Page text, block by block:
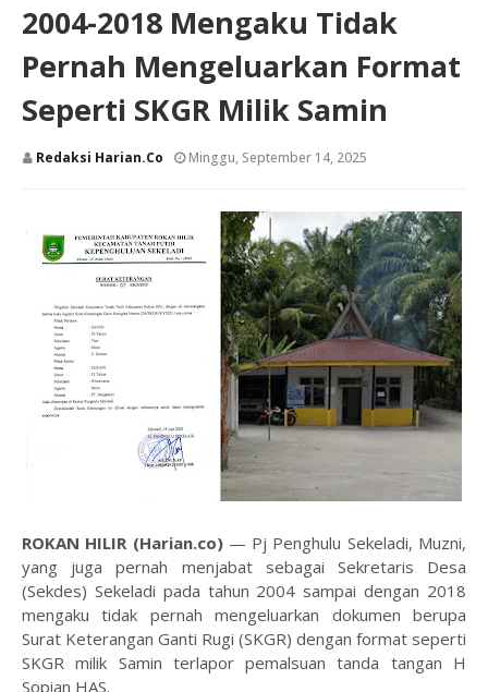
2004-2018 Mengaku Tidak
Pernah Mengeluarkan Format
Seperti SKGR Milik Samin
Redaksi Harian.co Minggu, September 14, 2025
ROKAN HILIR (Harian.co) — Pj Penghulu Sekeladi, Muzni,
yang juga pernah menjabat sebagai Sekretaris Desa
(Sekdes) Sekeladi pada tahun 2004 sampai dengan 2018
mengaku tidak pernah mengeluarkan dokumen berupa
Surat Keterangan Ganti Rugi (SKGR) dengan format seperti
SKGR milik Samin terlapor pemalsuan tanda tangan H
Sopian HAS.